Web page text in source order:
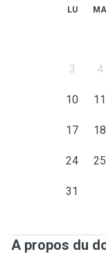
LU MA
3 4
10 11
17 18
24 25
31
A propos du